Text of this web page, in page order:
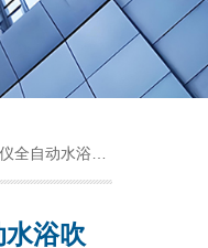
自动水浴吹扫
浴吹